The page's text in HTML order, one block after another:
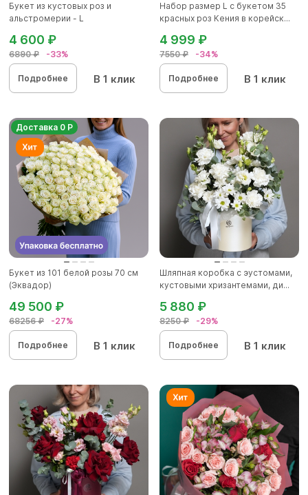
Букет из кустовых роз и
альстромерии - L
6890 ₽ -33%
4 600 ₽
Подробнее В 1 клик
Набор размер L с букетом 35
красных роз Кения в корейск...
7550 ₽ -34%
4 999 ₽
Подробнее В 1 клик
Доставка 0 Р
Букет из 101 белой розы 70 см
(Эквадор)
68256 ₽ -27%
49 500 ₽
Подробнее В 1 клик
Шляпная коробка с эустомами,
кустовыми хризантемами, ди...
8250 ₽ -29%
5 880 ₽
Подробнее В 1 клик